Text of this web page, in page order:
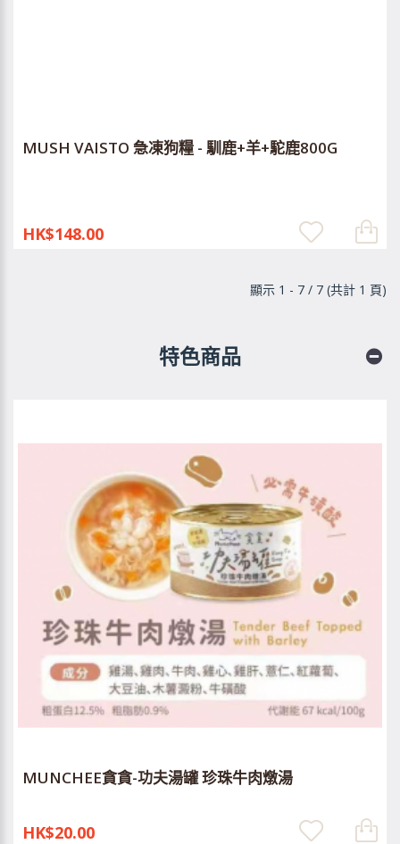
MUSH VAISTO 急凍狗糧 - 馴鹿+羊+駝鹿800G
HK$148.00
顯示 1 - 7 / 7 (共計 1 頁)
特色商品
MUNCHEE貪貪-功夫湯罐 珍珠牛肉燉湯
HK$20.00